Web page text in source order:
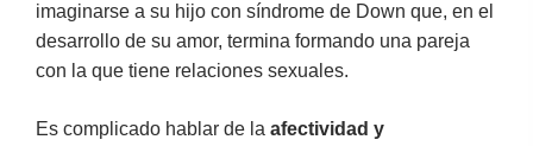
imaginarse a su hijo con síndrome de Down que, en el
desarrollo de su amor, termina formando una pareja
con la que tiene relaciones sexuales.
Es complicado hablar de la afectividad y